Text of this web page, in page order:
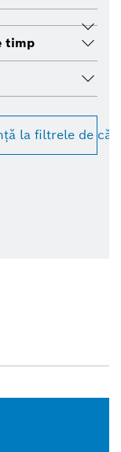
timp
la filtrele de